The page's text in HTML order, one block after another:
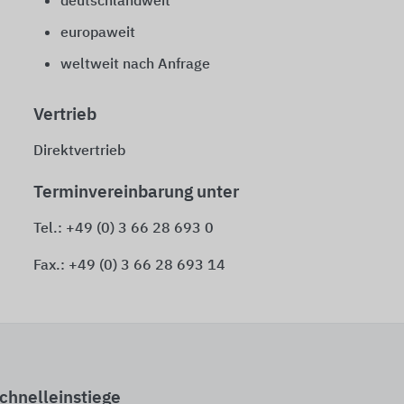
europaweit
weltweit nach Anfrage
Vertrieb
Direktvertrieb
Terminvereinbarung unter
Tel.: +49 (0) 3 66 28 693 0
Fax.: +49 (0) 3 66 28 693 14